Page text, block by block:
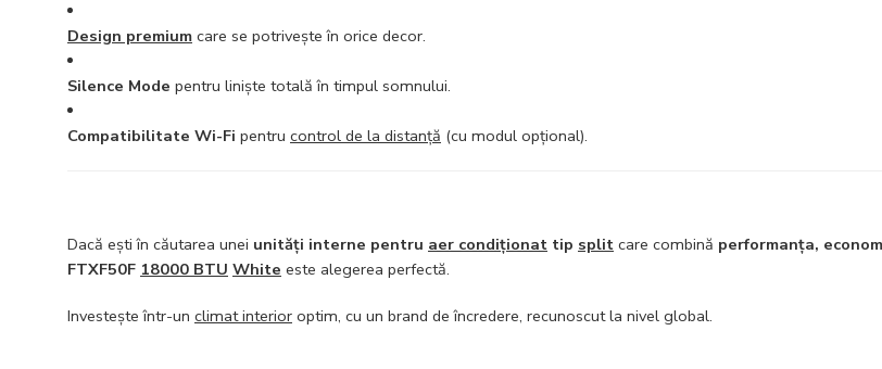
Design premium care se potrivește în orice decor.
Silence Mode pentru liniște totală în timpul somnului.
Compatibilitate Wi-Fi pentru control de la distanță (cu modul opțional).
Dacă ești în căutarea unei unități interne pentru aer condiționat tip split care combină performanța,
FTXF50F 18000 BTU White este alegerea perfectă.
Investește într-un climat interior optim, cu un brand de încredere, recunoscut la nivel global.